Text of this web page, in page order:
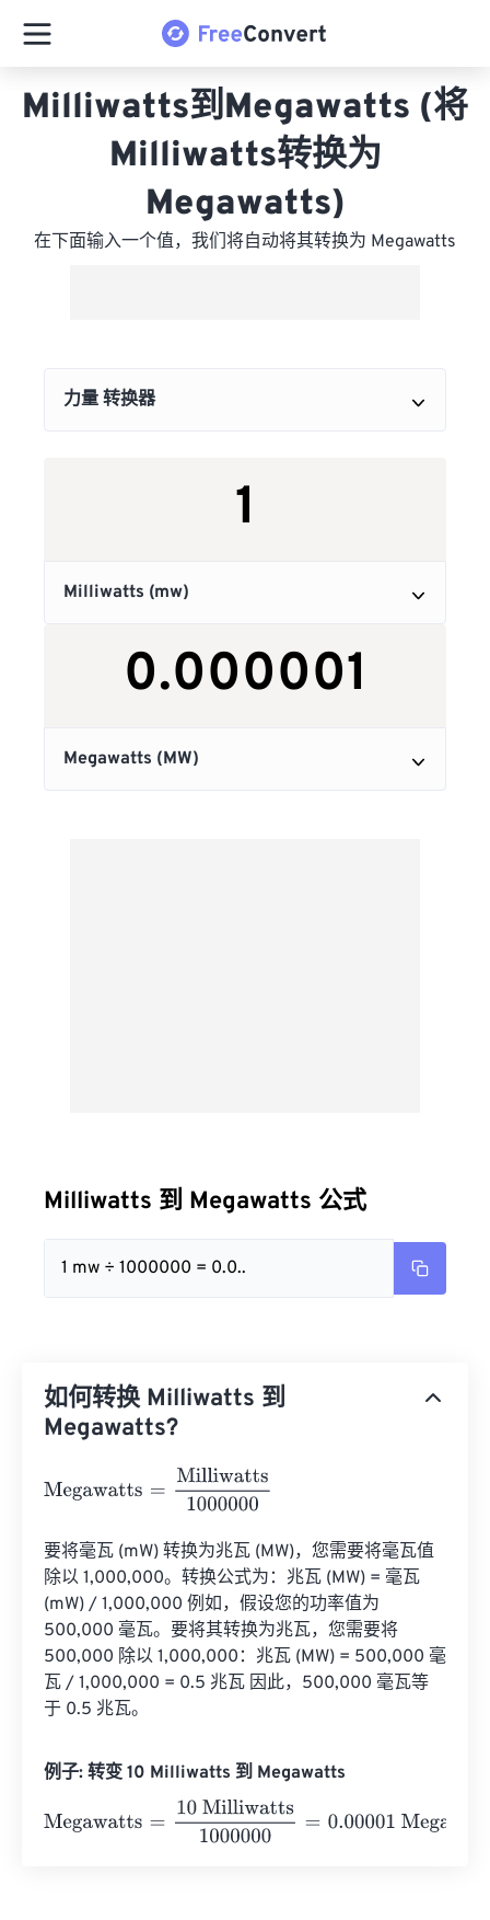
Milliwatts到Megawatts (将
Milliwatts转换为
Megawatts)
在下面输入一个值，我们将自动将其转换为 Megawatts
Milliwatts 到 Megawatts 公式
1 mw ÷ 1000000 = 0.0..
如何转换 Milliwatts 到
Megawatts?
Megawatts = Milliwatts1000000
要将毫瓦 (mW) 转换为兆瓦 (MW)，您需要将毫瓦值
除以 1,000,000。转换公式为：兆瓦 (MW) = 毫瓦
(mW) / 1,000,000 例如，假设您的功率值为
500,000 毫瓦。要将其转换为兆瓦，您需要将
500,000 除以 1,000,000：兆瓦 (MW) = 500,000 毫
瓦 / 1,000,000 = 0.5 兆瓦 因此，500,000 毫瓦等
于 0.5 兆瓦。
例子: 转变 10 Milliwatts 到 Megawatts
Megawatts = 10 Milliwatts1000000 0.00001 Megawatts